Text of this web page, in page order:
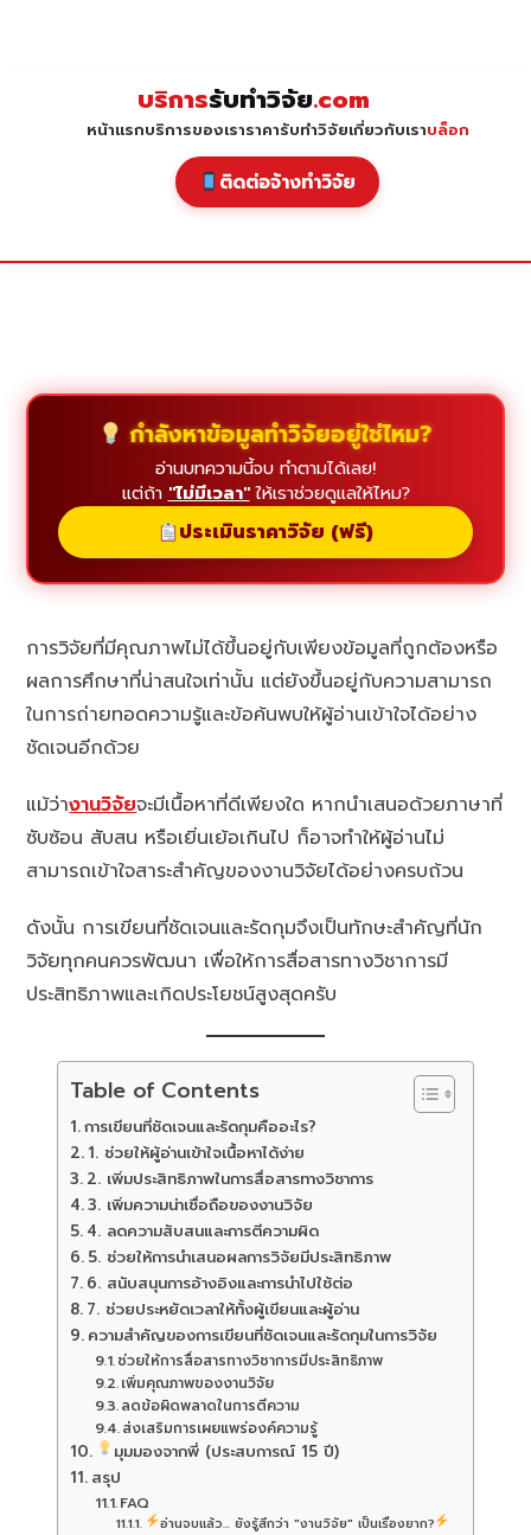
บริการรับทำวิจัย.com
หน้าแรกบริการของเราราคารับทำวิจัยเกี่ยวกับเราบล็อก
ติดต่อจ้างทำวิจัย
กำลังหาข้อมูลทำวิจัยอยู่ใช่ไหม?
อ่านบทความนี้จบ ทำตามได้เลย!
แต่ถ้า "ไม่มีเวลา"ให้เราช่วยดูแลให้ไหม?
ประเมินราคาวิจัย (ฟรี)
การวิจัยที่มีคุณภาพไม่ได้ขึ้นอยู่กับเพียงข้อมูลที่ถูกต้องหรือ
ผลการศึกษาที่น่าสนใจเท่านั้น แต่ยังขึ้นอยู่กับความสามารถ
ในการถ่ายทอดความรู้และข้อค้นพบให้ผู้อ่านเข้าใจได้อย่าง
ชัดเจนอีกด้วย
แม้ว่างานวิจัยจะมีเนื้อหาที่ดีเพียงใด หากนำเสนอด้วยภาษาที่
ซับซ้อน สับสน หรือเยิ่นเย้อเกินไป ก็อาจทำให้ผู้อ่านไม่
สามารถเข้าใจสาระสำคัญของงานวิจัยได้อย่างครบถ้วน
ดังนั้น การเขียนที่ชัดเจนและรัดกุมจึงเป็นทักษะสำคัญที่นัก
วิจัยทุกคนควรพัฒนา เพื่อให้การสื่อสารทางวิชาการมี
ประสิทธิภาพและเกิดประโยชน์สูงสุดครับ
Table of Contents
การเขียนที่ชัดเจนและรัดกุมคืออะไร?
1. ช่วยให้ผู้อ่านเข้าใจเนื้อหาได้ง่าย
2. เพิ่มประสิทธิภาพในการสื่อสารทางวิชาการ
3. เพิ่มความน่าเชื่อถือของงานวิจัย
4. ลดความสับสนและการตีความผิด
5. ช่วยให้การนำเสนอผลการวิจัยมีประสิทธิภาพ
6. สนับสนุนการอ้างอิงและการนำไปใช้ต่อ
7. ช่วยประหยัดเวลาให้ทั้งผู้เขียนและผู้อ่าน
ความสำคัญของการเขียนที่ชัดเจนและรัดกุมในการวิจัย
ช่วยให้การสื่อสารทางวิชาการมีประสิทธิภาพ
เพิ่มคุณภาพของงานวิจัย
ลดข้อผิดพลาดในการตีความ
ส่งเสริมการเผยแพร่องค์ความรู้
มุมมองจากพี่ (ประสบการณ์ 15 ปี)
สรุป
FAQ
อ่านจบแล้ว... ยังรู้สึกว่า "งานวิจัย" เป็นเรื่องยาก?